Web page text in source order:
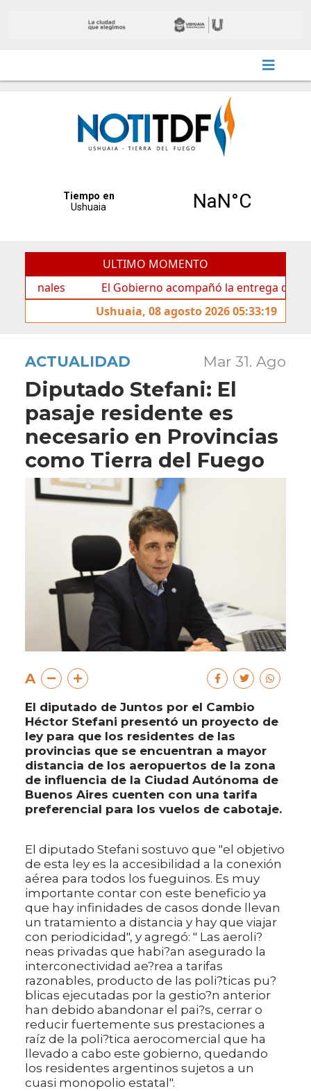
ULTIMO MOMENTO
El Gobierno acompañó la entrega de nueva
Ushuaia, 08 agosto 2026 05:33:19
ACTUALIDAD Mar 31. Ago
Diputado Stefani: El
pasaje residente es
necesario en Provincias
como Tierra del Fuego
A
El diputado de Juntos por el Cambio
Héctor Stefani presentó un proyecto de
ley para que los residentes de las
provincias que se encuentran a mayor
distancia de los aeropuertos de la zona
de influencia de la Ciudad Autónoma de
Buenos Aires cuenten con una tarifa
preferencial para los vuelos de cabotaje.
El diputado Stefani sostuvo que "el objetivo
de esta ley es la accesibilidad a la conexión
aérea para todos los fueguinos. Es muy
importante contar con este beneficio ya
que hay infinidades de casos donde llevan
un tratamiento a distancia y hay que viajar
con periodicidad", y agregó: " Las aeroli?
neas privadas que habi?an asegurado la
interconectividad ae?rea a tarifas
razonables, producto de las poli?ticas pu?
blicas ejecutadas por la gestio?n anterior
han debido abandonar el pai?s, cerrar o
reducir fuertemente sus prestaciones a
raíz de la poli?tica aerocomercial que ha
llevado a cabo este gobierno, quedando
los residentes argentinos sujetos a un
cuasi monopolio estatal".